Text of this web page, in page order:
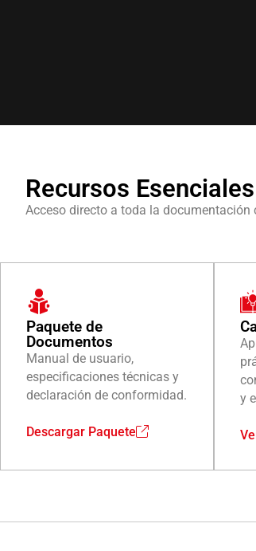
Recursos Esenciales
Acceso directo a toda la
Paquete de
Documentos
Manual de usuario,
especificaciones técnicas y
declaración de conformidad.
Descargar Paquete
y